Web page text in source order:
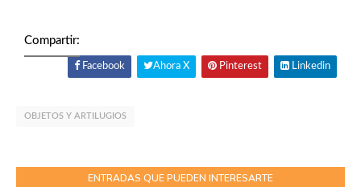
Compartir:
Facebook Ahora X Pinterest Linkedin
OBJETOS Y ARTILUGIOS
ENTRADAS QUE PUEDEN INTERESARTE